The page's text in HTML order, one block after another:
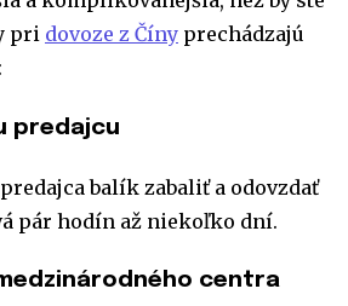
pri dovoze z Číny prechádzajú
predajcu
balík zabaliť a odovzdať
pár hodín až niekoľko dní.
centra